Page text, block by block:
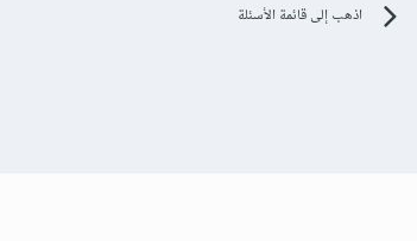
اذهب إلى قائمة الأسئلة